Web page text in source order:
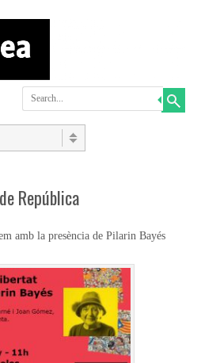
República
amb la presència de Pilarin Bayés